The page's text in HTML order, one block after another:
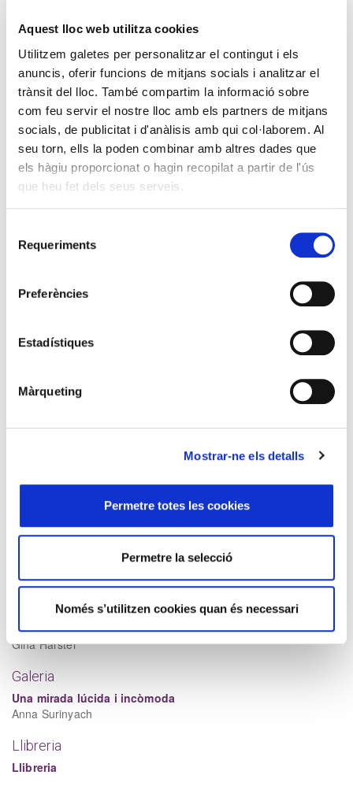
Aquest lloc web utilitza cookies
Utilitzem galetes per personalitzar el contingut i els
anuncis, oferir funcions de mitjans socials i analitzar el
trànsit del lloc. També compartim la informació sobre
com feu servir el nostre lloc amb els partners de mitjans
socials, de publicitat i d'anàlisis amb qui col·laborem. Al
seu torn, ells la poden combinar amb altres dades que
els hàgiu proporcionat o hagin recopilat a partir de l'ús
que heu fet dels seus serveis.
Requeriments
Preferències
Estadístiques
Màrqueting
Mostrar-ne els detalls
Permetre totes les cookies
Permetre la selecció
Només s’utilitzen cookies quan és necessari
Carol Galais
Full de càlcul
Com més obeíem, pitjor ens tractaven: crònica d’una
espoliació
Ricard Chulià
Arxiu
El 18 de febrer de 2006: l’inici del moviment pel dret a
decidir
Marta Rovira Martínez
Episodi X. El retorn de l’imperi
Finestra
estructural del poder global una transformació estructural
del poder global
Clàssic
Lev Tolstoi
Maria Kharshiladze Bigvava
Filmoteca
Hamnet, el dolor que transforma
Anna Romeu
Vols viure en una postal?
Gina Harster
Galeria
Una mirada lúcida i incòmoda
Anna Surinyach
Llibreria
Llibreria